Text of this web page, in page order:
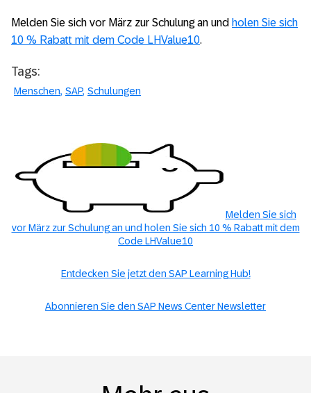
Melden Sie sich vor März zur Schulung an und holen Sie sich
10 % Rabatt mit dem Code LHValue10.
Tags:
Menschen SAP Schulungen
Melden Sie sich
vor März zur Schulung an und holen Sie sich 10 % Rabatt mit dem
Code LHValue10
Entdecken Sie jetzt den SAP Learning Hub!
Abonnieren Sie den SAP News Center Newsletter